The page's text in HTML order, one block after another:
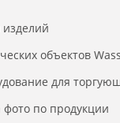
изделий
объектов
для
фото по продукции